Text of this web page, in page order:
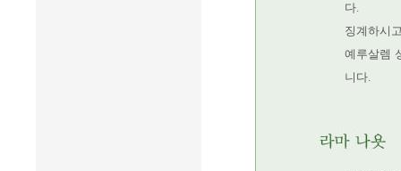
다.
징계하시
예루살렘
니다.